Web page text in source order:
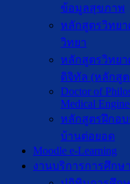
ข้อมูลสุขภาพ
หลักสูตรวิทย
วิทยา
หลักสูตรวิทย
ดิจิทัล (หลักสูต
Doctor of
Medical
หลักสูตรฝึกอ
บ้านต่อยอด
Moodle e-Learning
งานบริการการศึกษา